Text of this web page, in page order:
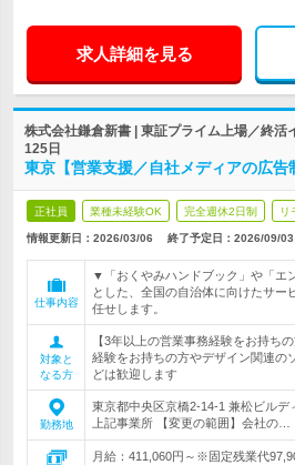
求人詳細を見る
株式会社鎌倉新書 | 東証プライム上場／終活
125日
東京【営業支援／自社メディアの広告
正社員 業種未経験OK 完全週休2日制 リ
情報更新日：2026/03/06 終了予定日： 2026/09/03
仕事内容
▼「おくやみハンドブック」や「エ
とした、全国の自治体に向けたサー
任せします。
対象と
なる方
【3年以上の営業事務経験をお持ち
経験をお持ちの方やデザイン関連の
どは歓迎します
勤務地
東京都中央区京橋2-14-1 兼松ビルデ
上記事業所 【変更の範囲】会社の…
月給：411,060円～※固定残業代